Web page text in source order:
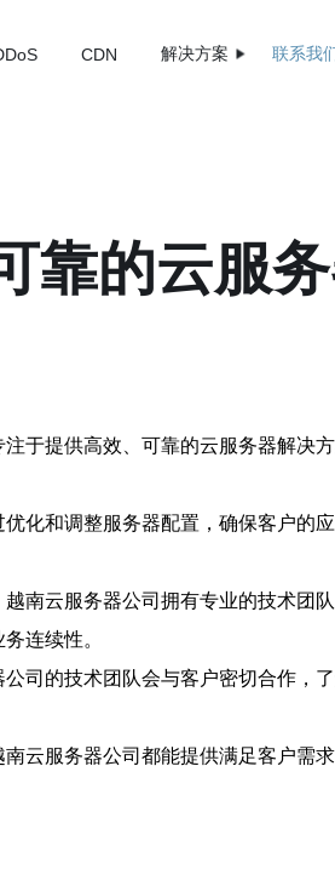
CDN 解决方案 联系我
靠的云服
于提供高效、可靠的云服务器解决
化和调整服务器配置，确保客户的
南云服务器公司拥有专业的技术团
连续性。
司的技术团队会与客户密切合作，
云服务器公司都能提供满足客户需